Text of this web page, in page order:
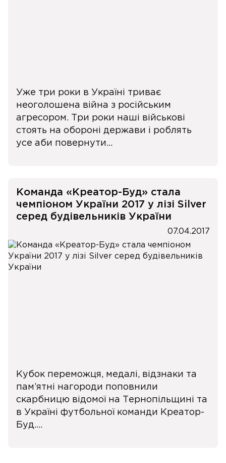
Уже три роки в Україні триває
неоголошена війна з російським
агресором. Три роки наші військові
стоять на обороні держави і роблять
усе аби повернути...
Команда «Креатор-Буд» стала
чемпіоном України 2017 у лізі Silver
серед будівельників України
07.04.2017
Кубок переможця, медалі, відзнаки та
пам’ятні нагороди поповнили
скарбницю відомої на Тернопільщині та
в Україні футбольної команди Креатор-
Буд....